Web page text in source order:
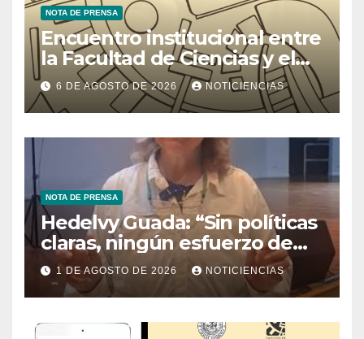
NOTA DE PRENSA
Encuentro institucional entre
la Facultad de Ciencias y el
Ministerio de Ciencia y
Tecnología
6 DE AGOSTO DE 2026 NOTICIENCIAS
NOTA DE PRENSA
Hedelvy Guada: “Sin políticas
claras, ningún esfuerzo de
conservación rendirá frutos”
1 DE AGOSTO DE 2026 NOTICIENCIAS